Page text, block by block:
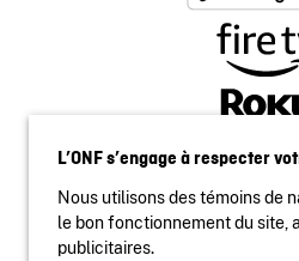
L’ONF s’engage à respecter
Nous utilisons des témoins de
le bon fonctionnement du site,
publicitaires.